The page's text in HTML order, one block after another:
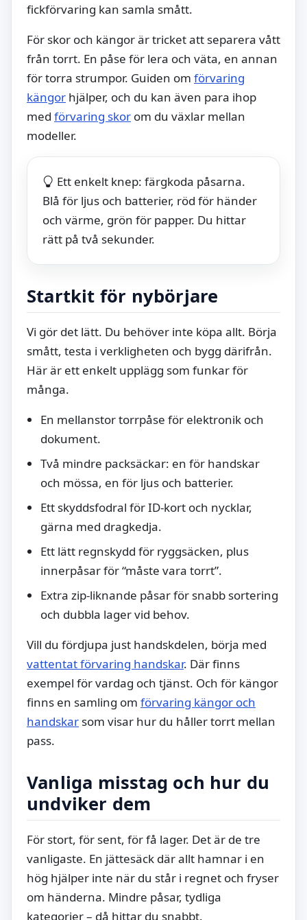
fickförvaring kan samla smått.
För skor och kängor är tricket att separera vått
från torrt. En påse för lera och väta, en annan
för torra strumpor. Guiden om förvaring
kängor hjälper, och du kan även para ihop
med förvaring skor om du växlar mellan
modeller.
Ett enkelt knep: färgkoda påsarna.
Blå för ljus och batterier, röd för händer
och värme, grön för papper. Du hittar
rätt på två sekunder.
Startkit för nybörjare
Vi gör det lätt. Du behöver inte köpa allt. Börja
smått, testa i verkligheten och bygg därifrån.
Här är ett enkelt upplägg som funkar för
många.
En mellanstor torrpåse för elektronik och
dokument.
Två mindre packsäckar: en för handskar
och mössa, en för ljus och batterier.
Ett skyddsfodral för ID-kort och nycklar,
gärna med dragkedja.
Ett lätt regnskydd för ryggsäcken, plus
innerpåsar för “måste vara torrt”.
Extra zip-liknande påsar för snabb sortering
och dubbla lager vid behov.
Vill du fördjupa just handskdelen, börja med
vattentat förvaring handskar. Där finns
exempel för vardag och tjänst. Och för kängor
finns en samling om förvaring kängor och
handskar som visar hur du håller torrt mellan
pass.
Vanliga misstag och hur du
undviker dem
För stort, för sent, för få lager. Det är de tre
vanligaste. En jättesäck där allt hamnar i en
hög hjälper inte när du står i regnet och fryser
om händerna. Mindre påsar, tydliga
kategorier – då hittar du snabbt.